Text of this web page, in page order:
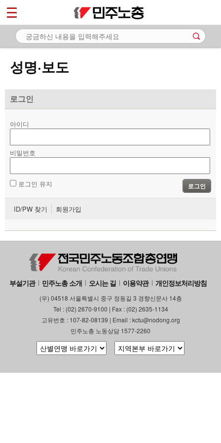
성명·보도
로그인
아이디
비밀번호
로그인 유지 로그인
ID/PW 찾기 회원가입
부설기관 민주노총 소개 오시는 길 이용약관 개인정보처리방침
(우) 04518 서울특별시 중구 정동길 3 경향신문사 14층
Tel : (02) 2670-9100 | Fax : (02) 2635-1134
고유번호 : 107-82-08139 | Email : kctu@nodong.org
민주노총 노동상담 1577-2260
마이페이지
소개
- 공지사항
- 성명·보도
자료
부설기관
업무